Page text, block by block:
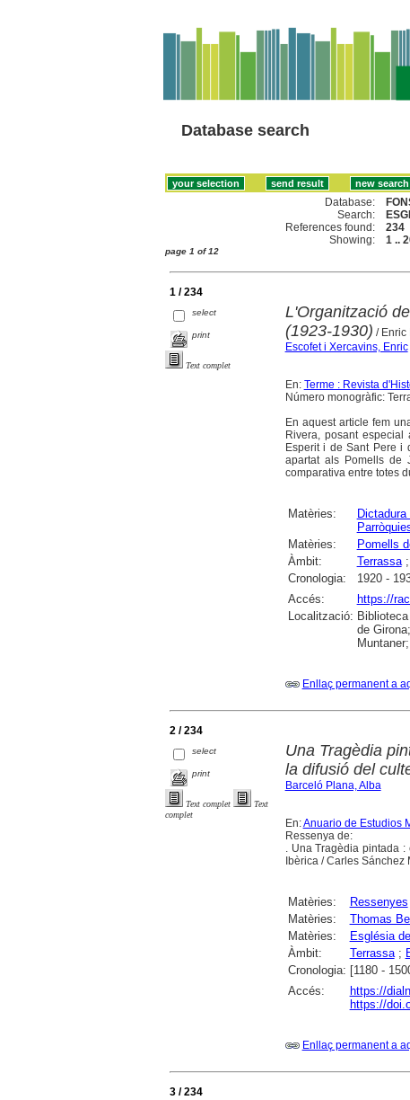
Database search
Database:
Search:
References found:
234
Showing:
1 ..
page 1 of 12
1 / 234
select
print
Text complet
L'Organització
(1923-1930) / Enric
Escofet i Xercavins, Enric
En: Terme : Revista
Número monogràfic:
En aquest article fem
Rivera, posant
Esperit i de Sant Pere i
apartat als Pomells de
comparativa entre totes
Matèries:
Matèries:
Pomells
Àmbit:
Terrassa;
Cronologia:
1920 -
Accés:
https://
Localització:
de
Enllaç permanent a
2 / 234
select
print
Text complet
Text
complet
Una Tragèdia
la difusió del
Barceló Plana, Alba
En:Anuario de Estudios
Ressenya de:
. Una Tragèdia pintada
Ibèrica / Carles
Matèries: Ressenyes
Matèries:
Thomas
Matèries:
Església
Àmbit:
Terrassa;
Cronologia: [1180 -
Accés:
https://
https://
Enllaç permanent a
3 / 234